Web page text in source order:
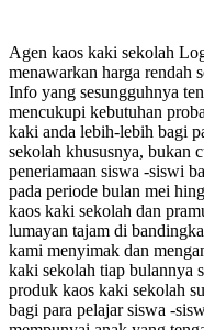
Agen kaos kaki sekolah
menawarkan harga rendah
Info yang sesungguhnya
mencukupi kebutuhan
kaki anda lebih-lebih bagi
sekolah khususnya, bukan
peneriamaan siswa -siswi
pada periode bulan mei
kaos kaki sekolah dan
lumayan tajam di
kami menyimak dan
kaki sekolah tiap bulannya
produk kaos kaki sekolah
bagi para pelajar siswa -